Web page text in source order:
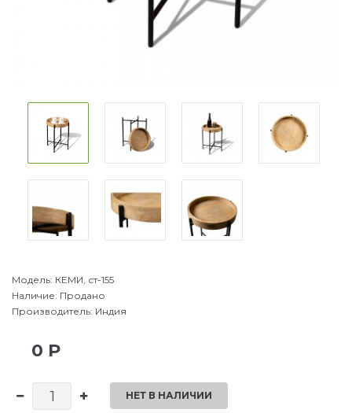
Модель: КЕМИ, ст-155
Наличие: Продано
Производитель: Индия
0 Р
НЕТ В НАЛИЧИИ